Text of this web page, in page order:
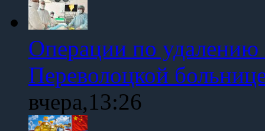
Операции по удалению
Переволоцкой
вчера,13:26